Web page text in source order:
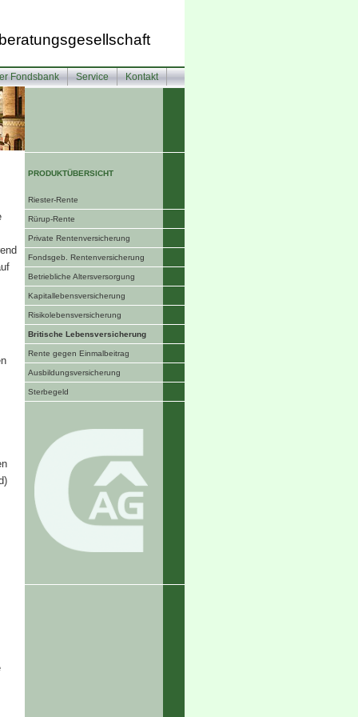
Fondsbank Service Kontakt
PRODUKTÜBERSICHT
Riester-Rente
Rürup-Rente
Private Rentenversicherung
Fondsgeb. Rentenversicherung
Betriebliche Altersversorgung
Ka­pi­tal­le­bens­ver­si­che­rung
Risiko­lebens­ver­si­che­rung
Britische Lebensversicherung
Rente gegen Einmalbeitrag
Aus­bil­dungs­ver­si­che­rung
Ster­be­geld